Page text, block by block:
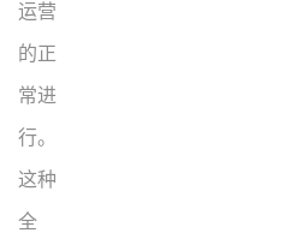
运营
的正
常进
行。
这种
全